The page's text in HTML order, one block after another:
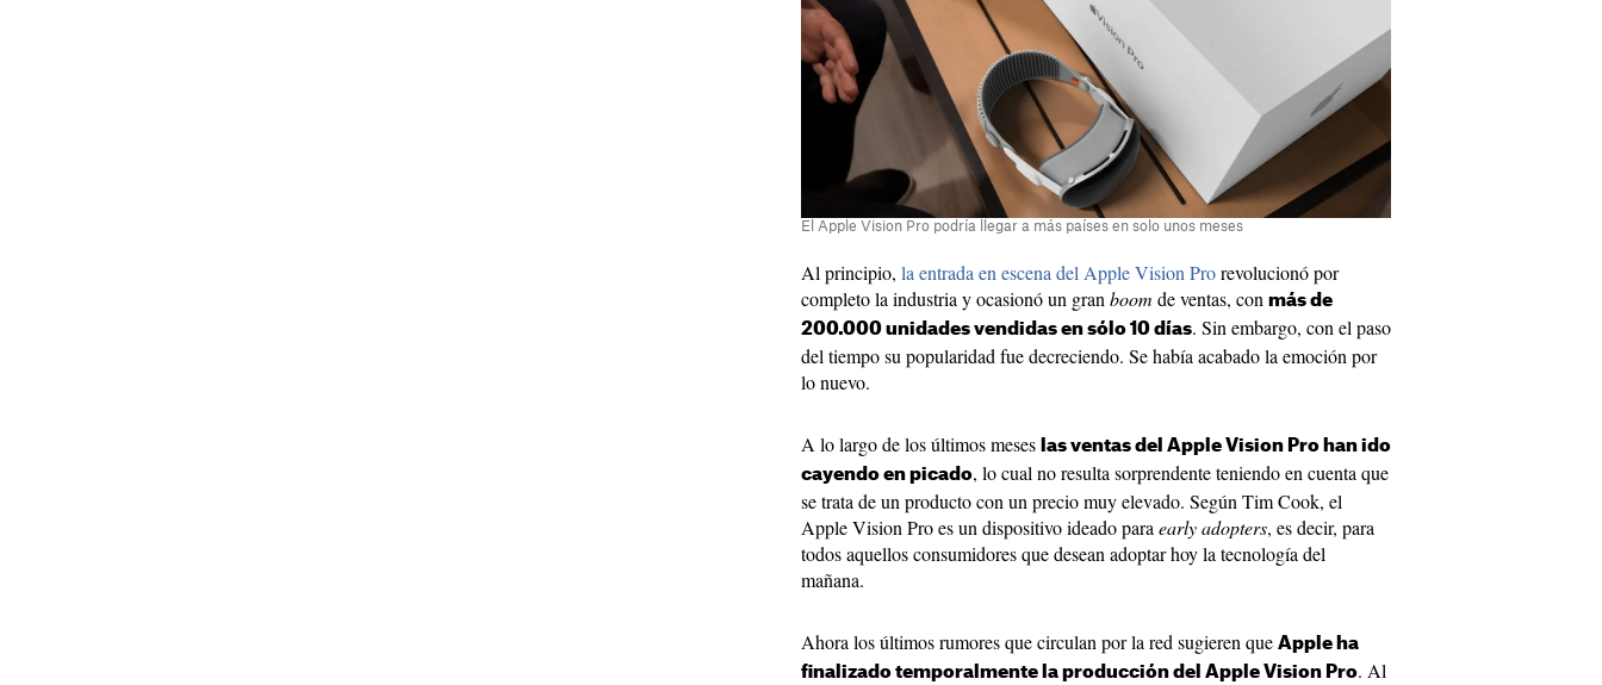
El Apple Vision Pro podría llegar a más países en solo unos meses
Al principio, la entrada en escena del Apple Vision Prorevolucionó por
completo la industria y ocasionó un granboom de ventas, con más de
200.000 unidades vendidas en sólo 10 días. Sin embargo, con el paso
del tiempo su popularidad fue decreciendo. Se había acabado la emoción por
lo nuevo.
A lo largo de los últimos meses las ventas del Apple Vision Pro han ido
cayendo en picado, lo cual no resulta sorprendente teniendo en cuenta que
se trata de un producto con un precio muy elevado. Según Tim Cook, el
Apple Vision Pro es un dispositivo ideado paraearly adopters, es decir, para
todos aquellos consumidores que desean adoptar hoy la tecnología del
mañana.
Ahora los últimos rumores que circulan por la red sugieren que Apple ha
finalizado temporalmente la producción del Apple Vision Pro. Al